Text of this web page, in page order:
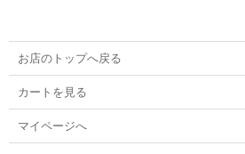
お店のトップへ戻る
カートを見る
マイページへ